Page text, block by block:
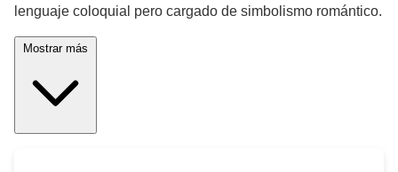
lenguaje coloquial pero cargado de simbolismo romántico.